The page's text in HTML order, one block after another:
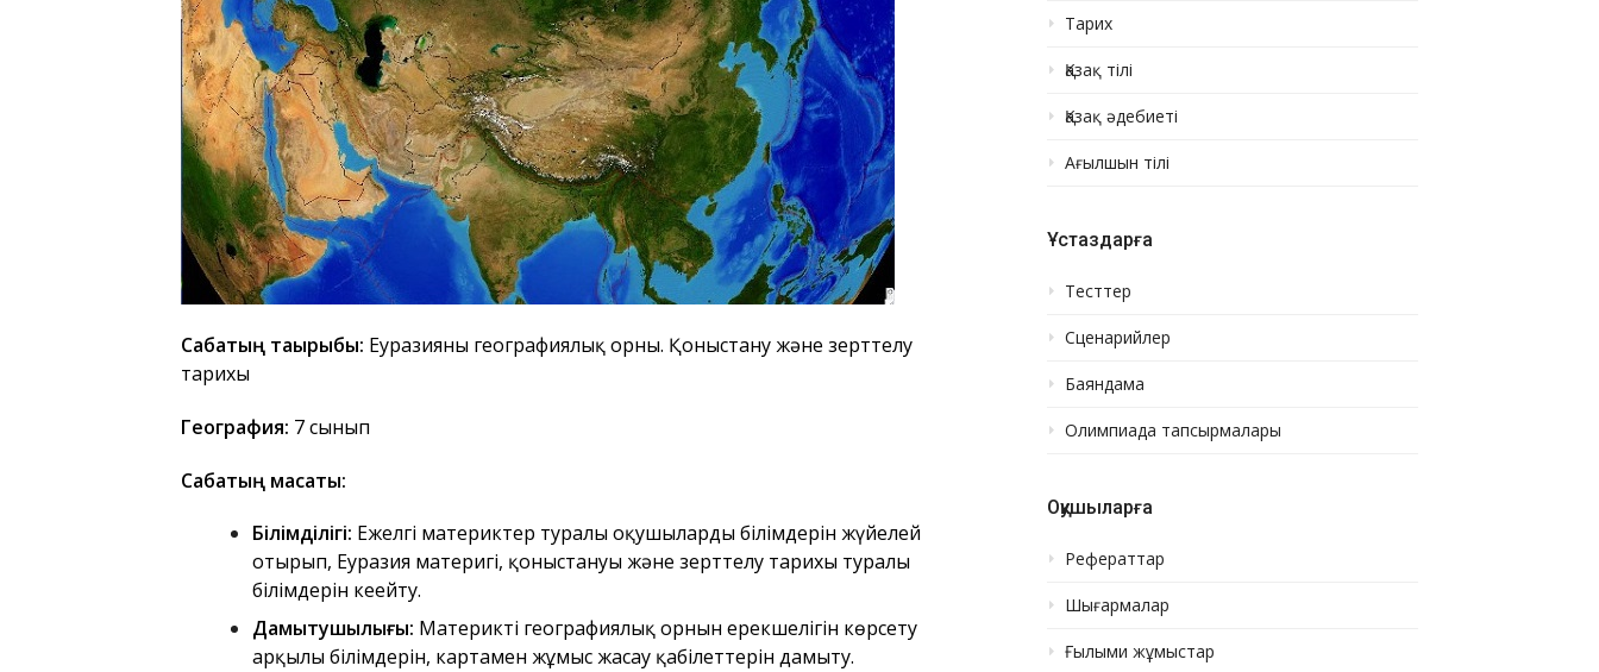
Сабақтың тақырыбы: Еуразияның географиялық орны. Қоныстану және зерттелу
тарихы
География: 7 сынып
Сабақтың мақсаты:
Білімділігі: Ежелгі материктер туралы оқушылардың білімдерін жүйелей
отырып, Еуразия материгі, қоныстануы және зерттелу тарихы туралы
білімдерін кеңейту.
Дамытушылығы: Материктің географиялық орнын ерекшелігін көрсету
арқылы білімдерін, картамен жұмыс жасау қабілеттерін дамыту.
Тарих
Қазақ тілі
Қазақ әдебиеті
Ағылшын тілі
Ұстаздарға
Тесттер
Сценарийлер
Баяндама
Олимпиада тапсырмалары
Оқушыларға
Рефераттар
Шығармалар
Ғылыми жұмыстар